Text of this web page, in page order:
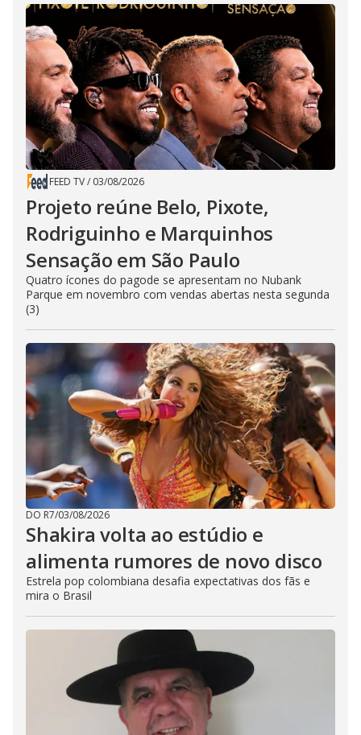
FEED TV/ 03/08/2026
Projeto reúne Belo, Pixote,
Rodriguinho e Marquinhos
Sensação em São Paulo
Quatro ícones do pagode se apresentam no Nubank
Parque em novembro com vendas abertas nesta segunda
(3)
DO R7/03/08/2026
Shakira volta ao estúdio e
alimenta rumores de novo disco
Estrela pop colombiana desafia expectativas dos fãs e
mira o Brasil